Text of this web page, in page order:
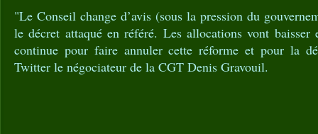
"Le Conseil change d’avis (sous la pression du
le décret attaqué en référé. Les allocations vont baisser
continue pour faire annuler cette réforme et pour la
Twitter le négociateur de la CGT Denis Gravouil.